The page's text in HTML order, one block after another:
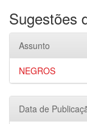
Sugestões
Assunto
NEGROS
Data de